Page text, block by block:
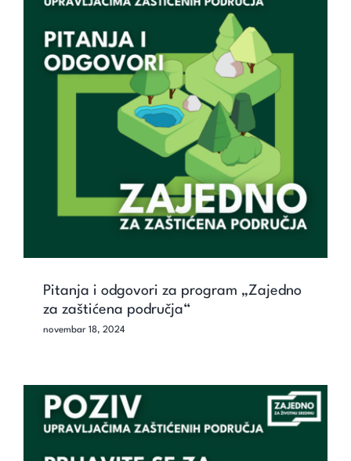
Pitanja i odgovori za program
„Zajedno za zaštićena područja“
Pitanja i odgovori za program „Zajedno
za zaštićena područja“
novembar 18, 2024